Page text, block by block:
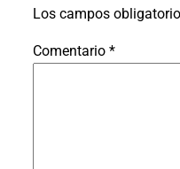
Los campos
Comentario *